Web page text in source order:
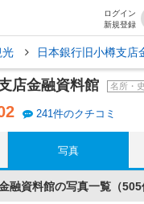
ログイン
新規登録
光 日本銀行旧小樽支店
店金融資料館 名所・
241件のクチコミ
写真
融資料館の写真一覧（505